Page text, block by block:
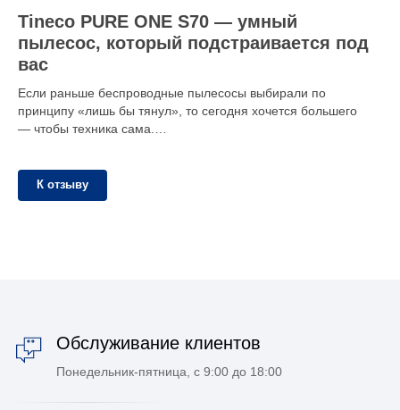
Tineco PURE ONE S70 — умный
пылесос, который подстраивается под
вас
Если раньше беспроводные пылесосы выбирали по
принципу «лишь бы тянул», то сегодня хочется большего
— чтобы техника сама.…
К отзыву